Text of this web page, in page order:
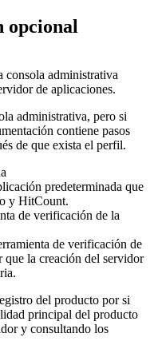
opcional
consola administrativa
de aplicaciones.
administrativa, pero si
contiene pasos
de que exista el perfil.
predeterminada que
y HitCount.
de verificación de la
de verificación de
la creación del servidor
del producto por si
principal del producto
y consultando los